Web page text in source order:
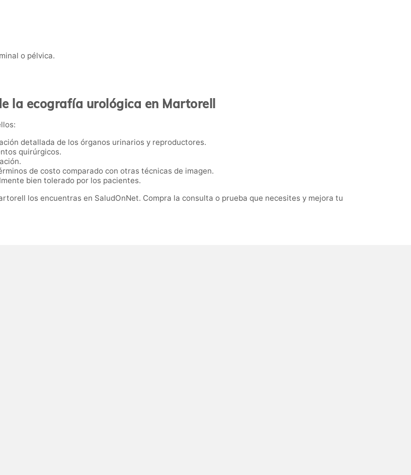
o pélvica.
la ecografía urológica en Martorell
detallada de los órganos urinarios y reproductores.
quirúrgicos.
de costo comparado con otras técnicas de imagen.
bien tolerado por los pacientes.
los encuentras en SaludOnNet. Compra la consulta o prueba que necesites y mejora tu